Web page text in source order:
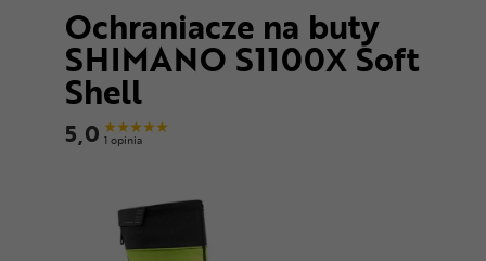
Stopka
Kaski
Buty
Warsztat
Nowości
Ochraniacze na buty
SHIMANO S1100X Soft
Shell
5,0 1 opinia